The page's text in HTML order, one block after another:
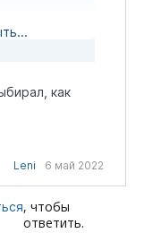
как
Leni 6 май 2022
, чтобы
ответить.